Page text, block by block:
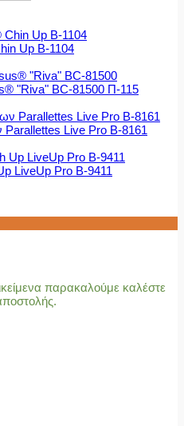
Up Β-1104
"Riva" BC-81500 Π-115
Live Pro Β-8161
LiveUp Pro Β-9411
παρακαλούμε καλέστε